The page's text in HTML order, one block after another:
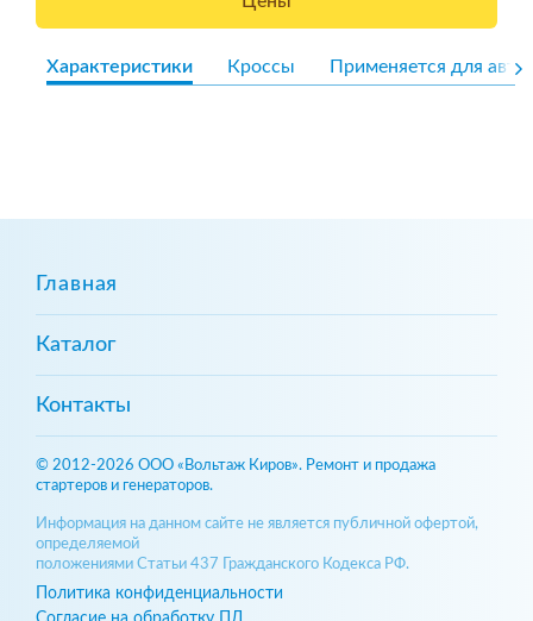
Характеристики Кроссы Применяется для авто
Главная
Каталог
Контакты
© 2012-2026 ООО «Вольтаж Киров». Ремонт и продажа
стартеров и генераторов.
Информация на данном сайте не является публичной офертой,
определяемой
положениями Статьи 437 Гражданского Кодекса РФ.
Политика конфиденциальности